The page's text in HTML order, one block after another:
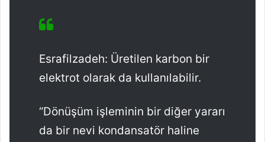
Esrafilzadeh: Üretilen karbon bir
elektrot olarak da kullanılabilir.
“Dönüşüm işleminin bir diğer yararı
da bir nevi kondansatör haline